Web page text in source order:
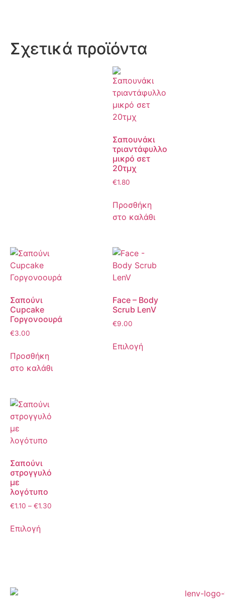
Σχετικά προϊόντα
Σαπουνάκι
τριαντάφυλλο
μικρό σετ
20τμχ
€1.80
Προσθήκη
στο καλάθι
Σαπούνι
Cupcake
Γοργονοουρά
€3.00
Προσθήκη
στο καλάθι
Face – Body
Scrub LenV
€9.00
Επιλογή
Σαπούνι
στρογγυλό
με
λογότυπο
€1.10 – €1.30
Επιλογή